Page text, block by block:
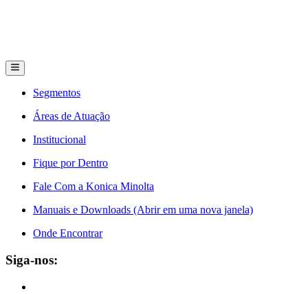
Segmentos
Áreas de Atuação
Institucional
Fique por Dentro
Fale Com a Konica Minolta
Manuais e Downloads (Abrir em uma nova janela)
Onde Encontrar
Siga-nos: